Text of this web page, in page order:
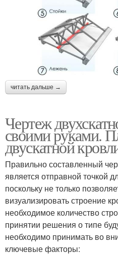
читать дальше →
Чертеж
своими руками.
двускатной
Правильно составленный
является отправной точкой
поскольку не только
визуализировать строение
необходимое количество
принятии решения о типе
необходимо принимать во
ключевые факторы: